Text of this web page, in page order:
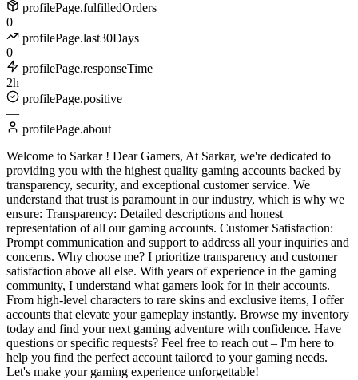
profilePage.fulfilledOrders
0
profilePage.last30Days
0
profilePage.responseTime
2h
profilePage.positive
—
profilePage.about
Welcome to Sarkar ! Dear Gamers, At Sarkar, we're dedicated to
providing you with the highest quality gaming accounts backed by
transparency, security, and exceptional customer service. We
understand that trust is paramount in our industry, which is why we
ensure: Transparency: Detailed descriptions and honest
representation of all our gaming accounts. Customer Satisfaction:
Prompt communication and support to address all your inquiries and
concerns. Why choose me? I prioritize transparency and customer
satisfaction above all else. With years of experience in the gaming
community, I understand what gamers look for in their accounts.
From high-level characters to rare skins and exclusive items, I offer
accounts that elevate your gameplay instantly. Browse my inventory
today and find your next gaming adventure with confidence. Have
questions or specific requests? Feel free to reach out – I'm here to
help you find the perfect account tailored to your gaming needs.
Let's make your gaming experience unforgettable!